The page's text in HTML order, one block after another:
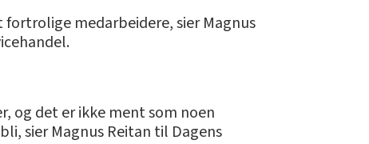
fortrolige medarbeidere, sier Magnus
og det er ikke ment som noen
sier Magnus Reitan til Dagens